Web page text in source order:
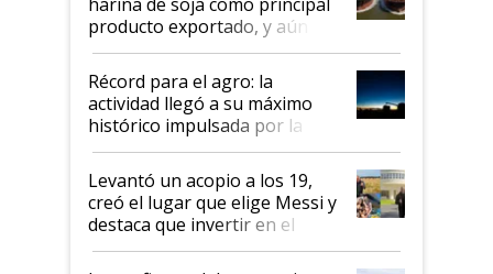
producto exportado, y aún así
el agro aportó casi seis de cada
diez dólares y sostuvo el
liderazgo en un semestre
récord
Récord para el agro: la
actividad llegó a su máximo
histórico impulsada por la
cosecha y las exportaciones
Levantó un acopio a los 19,
creó el lugar que elige Messi y
destaca que invertir en el
kirchnerismo era como "darle
plata a un hijo para droga":